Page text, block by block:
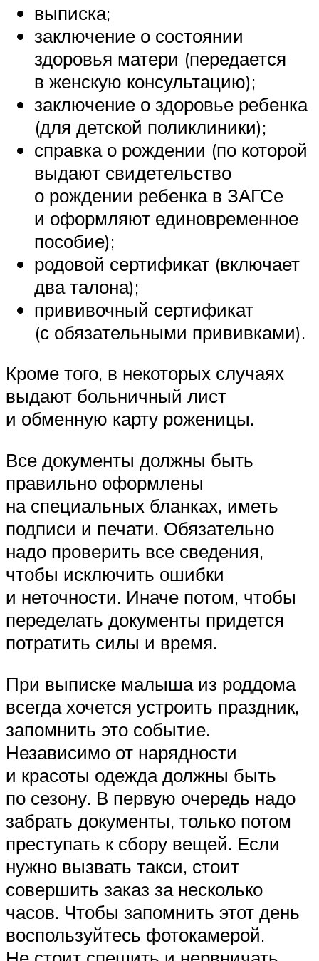
выписка;
заключение о состоянии
здоровья матери (передается
в женскую консультацию);
заключение о здоровье ребенка
(для детской поликлиники);
справка о рождении (по которой
выдают свидетельство
о рождении ребенка в ЗАГСе
и оформляют единовременное
пособие);
родовой сертификат (включает
два талона);
прививочный сертификат
(с обязательными прививками).
Кроме того, в некоторых случаях
выдают больничный лист
и обменную карту роженицы.
Все документы должны быть
правильно оформлены
на специальных бланках, иметь
подписи и печати. Обязательно
надо проверить все сведения,
чтобы исключить ошибки
и неточности. Иначе потом, чтобы
переделать документы придется
потратить силы и время.
При выписке малыша из роддома
всегда хочется устроить праздник,
запомнить это событие.
Независимо от нарядности
и красоты одежда должны быть
по сезону. В первую очередь надо
забрать документы, только потом
преступать к сбору вещей. Если
нужно вызвать такси, стоит
совершить заказ за несколько
часов. Чтобы запомнить этот день
воспользуйтесь фотокамерой.